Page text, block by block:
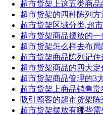
超市货架上这五类商
超市货架的四种陈列方
超市货架区域分类,超
超市货架商品摆放的一
超市货架怎么样去布
超市货架商品陈列记住
超市货架商品的四大定
超市货架商品管理的3
超市货架上商品销售
吸引顾客的超市货架陈
超市货架摆放有哪些